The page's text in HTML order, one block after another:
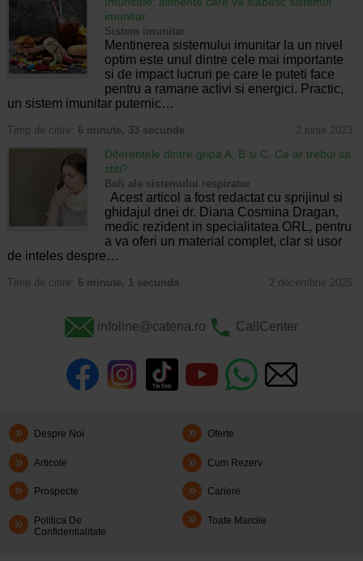
imunitar
Sistem imunitar
Mentinerea sistemului imunitar la un nivel
optim este unul dintre cele mai importante
si de impact lucruri pe care le puteti face
pentru a ramane activi si energici. Practic,
un sistem imunitar puternic…
Timp de citire: 6 minute, 33 secunde 2 iunie 2023
Diferentele dintre gripa A, B si C. Ce ar trebui sa
stiti?
Boli ale sistemului respirator
Acest articol a fost redactat cu sprijinul si
ghidajul dnei dr. Diana Cosmina Dragan,
medic rezident in specialitatea ORL, pentru
a va oferi un material complet, clar si usor
de inteles despre…
Timp de citire: 6 minute, 1 secunda 2 decembrie 2025
infoline@catena.ro CallCenter
Despre Noi Oferte
Articole Cum Rezerv
Prospecte Cariere
Politica De
Confidentialitate
Toate Marcile